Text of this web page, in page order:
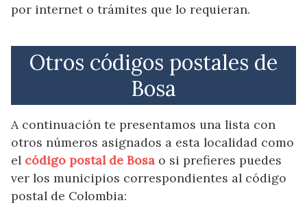
por internet o trámites que lo requieran.
Otros códigos postales de
Bosa
A continuación te presentamos una lista con
otros números asignados a esta localidad como
el código postal de Bosa o si prefieres puedes
ver los municipios correspondientes al código
postal de Colombia: